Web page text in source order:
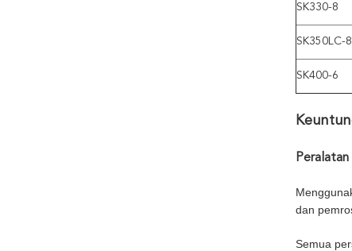
SK330-8
SK350LC-8
SK400-6
dan
Semua